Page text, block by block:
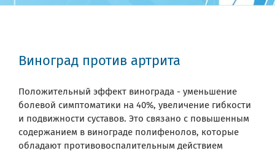
Виноград против артрита
Положительный эффект винограда - уменьшение
болевой симптоматики на 40%, увеличение гибкости
и подвижности суставов. Это связано с повышенным
содержанием в винограде полифенолов, которые
обладают противовоспалительным действием